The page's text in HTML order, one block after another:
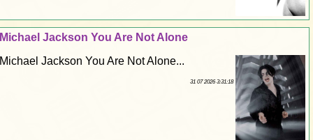
Michael Jackson You Are Not Alone
Michael Jackson You Are Not Alone...
31 07 2026 3:31:18